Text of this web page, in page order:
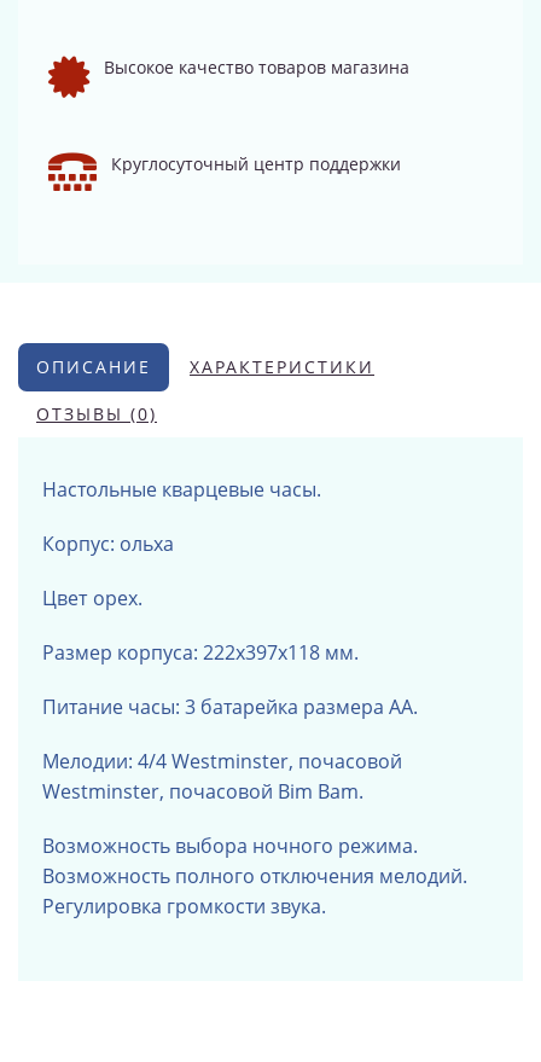
Высокое качество товаров магазина
Круглосуточный центр поддержки
ОПИСАНИЕ ХАРАКТЕРИСТИКИ
ОТЗЫВЫ (0)
Настольные кварцевые часы.
Корпус: ольха
Цвет орех.
Размер корпуса: 222x397x118 мм.
Питание часы: 3 батарейка размера АА.
Мелодии: 4/4 Westminster, почасовой
Westminster, почасовой Bim Bam.
Возможность выбора ночного режима.
Возможность полного отключения мелодий.
Регулировка громкости звука.